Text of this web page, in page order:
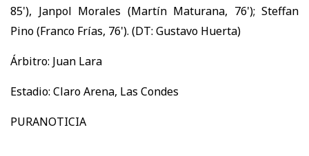
85'), Janpol Morales (Martín Maturana, 76'); Steffan
Pino (Franco Frías, 76'). (DT: Gustavo Huerta)
Árbitro: Juan Lara
Estadio: Claro Arena, Las Condes
PURANOTICIA